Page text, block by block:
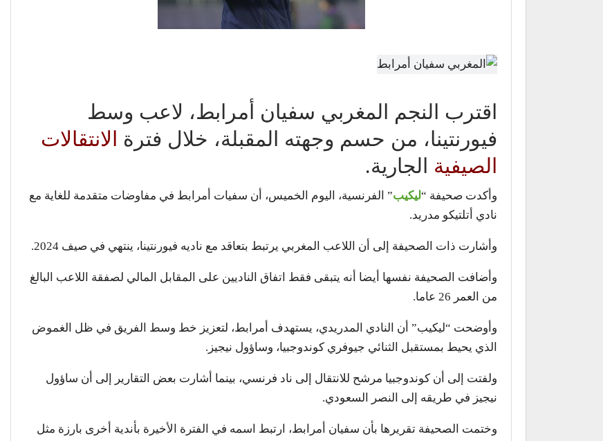
اقترب النجم المغربي سفيان أمرابط، لاعب وسط
فيورنتينا، من حسم وجهته المقبلة، خلال فترة الانتقالات
الصيفية الجارية.
وأكدت صحيفة “ليكيب” الفرنسية، اليوم الخميس، أن سفيات أمرابط في مفاوضات متقدمة للغاية مع
نادي أتلتيكو مدريد.
وأشارت ذات الصحيفة إلى أن اللاعب المغربي يرتبط بتعاقد مع ناديه فيورنتينا، ينتهي في صيف 2024.
وأضافت الصحيفة نفسها أيضا أنه يتبقى فقط اتفاق الناديين على المقابل المالي لصفقة اللاعب البالغ
من العمر 26 عاما.
وأوضحت “ليكيب” أن النادي المدريدي، يستهدف أمرابط، لتعزيز خط وسط الفريق في ظل الغموض
الذي يحيط بمستقبل الثنائي جيوفري كوندوجبيا، وساؤول نيجيز.
ولفتت إلى أن كوندوجبيا مرشح للانتقال إلى ناد فرنسي، بينما أشارت بعض التقارير إلى أن ساؤول
نيجيز في طريقه إلى النصر السعودي.
وختمت الصحيفة تقريرها بأن سفيان أمرابط، ارتبط اسمه في الفترة الأخيرة بأندية أخرى بارزة مثل